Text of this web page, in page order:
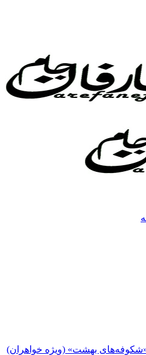
بهشت» (ویژه خواهران)